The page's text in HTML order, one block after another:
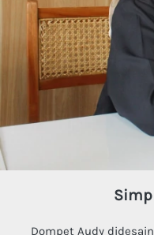
Dompet Audy didesain